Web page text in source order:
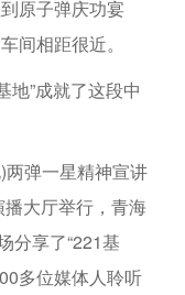
原子弹庆功宴
间相距很近。
”成就了这段中
弹一星精神宣讲
大厅举行，青海
分享了“221基
多位媒体人聆听